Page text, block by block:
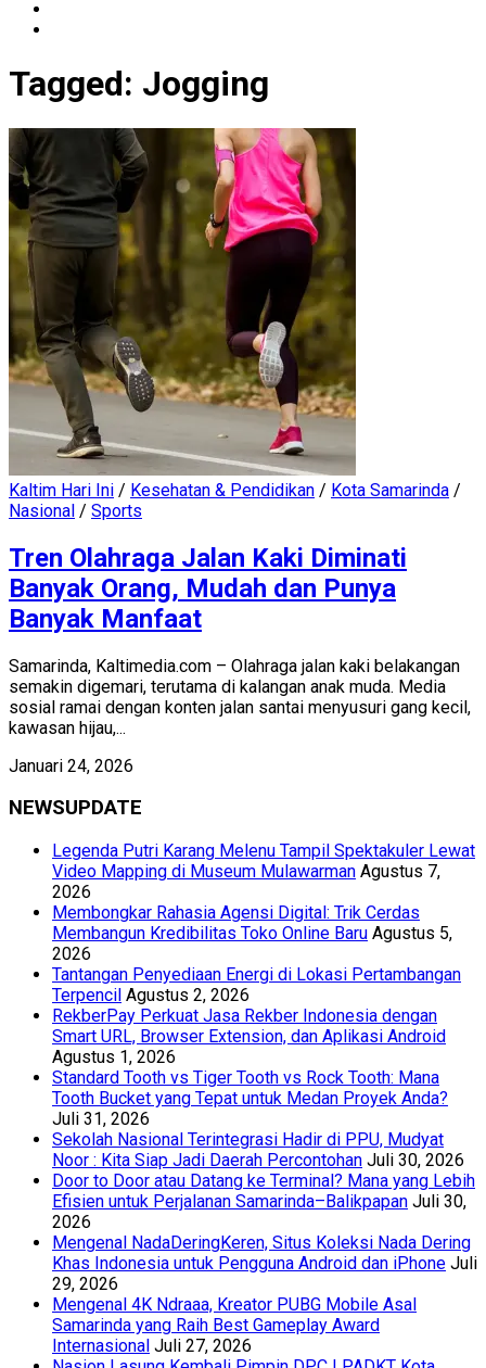
Tagged: Jogging
Kaltim Hari Ini / Kesehatan & Pendidikan / Kota Samarinda /
Nasional / Sports
Tren Olahraga Jalan Kaki Diminati
Banyak Orang, Mudah dan Punya
Banyak Manfaat
Samarinda, Kaltimedia.com – Olahraga jalan kaki belakangan
semakin digemari, terutama di kalangan anak muda. Media
sosial ramai dengan konten jalan santai menyusuri gang kecil,
kawasan hijau,...
Januari 24, 2026
NEWSUPDATE
Legenda Putri Karang Melenu Tampil Spektakuler Lewat
Video Mapping di Museum Mulawarman Agustus 7,
2026
Membongkar Rahasia Agensi Digital: Trik Cerdas
Membangun Kredibilitas Toko Online Baru Agustus 5,
2026
Tantangan Penyediaan Energi di Lokasi Pertambangan
Terpencil Agustus 2, 2026
RekberPay Perkuat Jasa Rekber Indonesia dengan
Smart URL, Browser Extension, dan Aplikasi Android
Agustus 1, 2026
Standard Tooth vs Tiger Tooth vs Rock Tooth: Mana
Tooth Bucket yang Tepat untuk Medan Proyek Anda?
Juli 31, 2026
Sekolah Nasional Terintegrasi Hadir di PPU, Mudyat
Noor : Kita Siap Jadi Daerah Percontohan Juli 30, 2026
Door to Door atau Datang ke Terminal? Mana yang Lebih
Efisien untuk Perjalanan Samarinda–Balikpapan Juli 30,
2026
Mengenal NadaDeringKeren, Situs Koleksi Nada Dering
Khas Indonesia untuk Pengguna Android dan iPhone Juli
29, 2026
Mengenal 4K Ndraaa, Kreator PUBG Mobile Asal
Samarinda yang Raih Best Gameplay Award
Internasional Juli 27, 2026